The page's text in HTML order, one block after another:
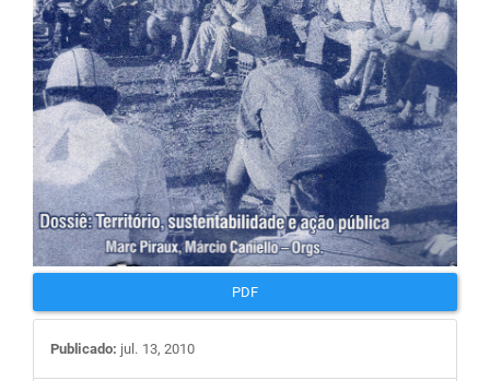
PDF
Publicado: jul. 13, 2010